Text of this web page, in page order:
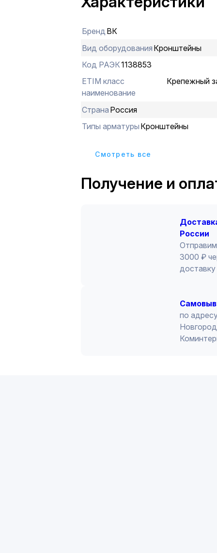
кронштейна препятствует
зажима. Обладает устойчивостью
коррозии, воздействию
факторам.
Бренд ВК
Вид оборудования Кронштейны
Код РАЭК1138853
ETIM класс
наименование
Крепежный
Страна Россия
Типы арматуры Кронштейны
Cмотреть все
Получение и
России
3000 ₽
по